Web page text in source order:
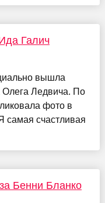
Галич
вышла
Олега Ледвича. По
фото в
самая счастливая
Бенни Бланко